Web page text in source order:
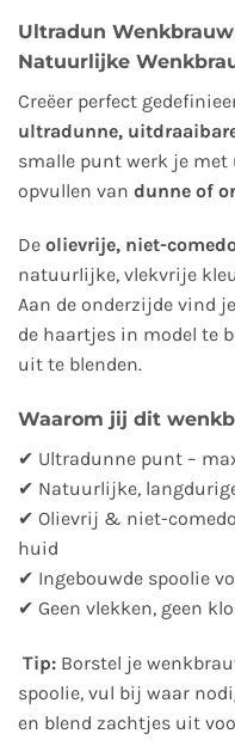
Ultradun
Natuurlijke
Creëer perfect
ultradunne,
smalle punt werk je met
opvullen van dunne of
De olievrije, niet-
natuurlijke, vlekvrije
Aan de onderzijde vind
de haartjes in model te
uit te blenden.
Waarom jij dit
✔ Ultradunne punt –
✔ Natuurlijke,
✔ Olievrij & niet-
huid
✔ Ingebouwde spoolie
✔ Geen vlekken, geen
Tip: Borstel je
spoolie, vul bij waar
en blend zachtjes uit